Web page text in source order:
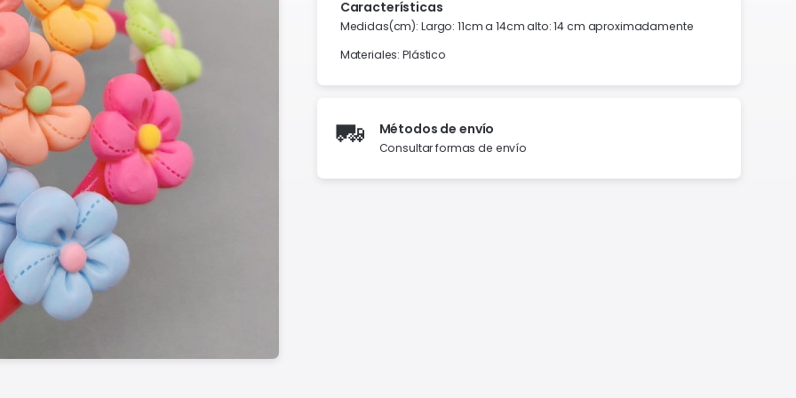
Características
Medidas(cm): Largo: 11cm a 14cm alto: 14 cm aproximadamente
Materiales: Plástico
🚛 Métodos de envío
Consultar formas de envío